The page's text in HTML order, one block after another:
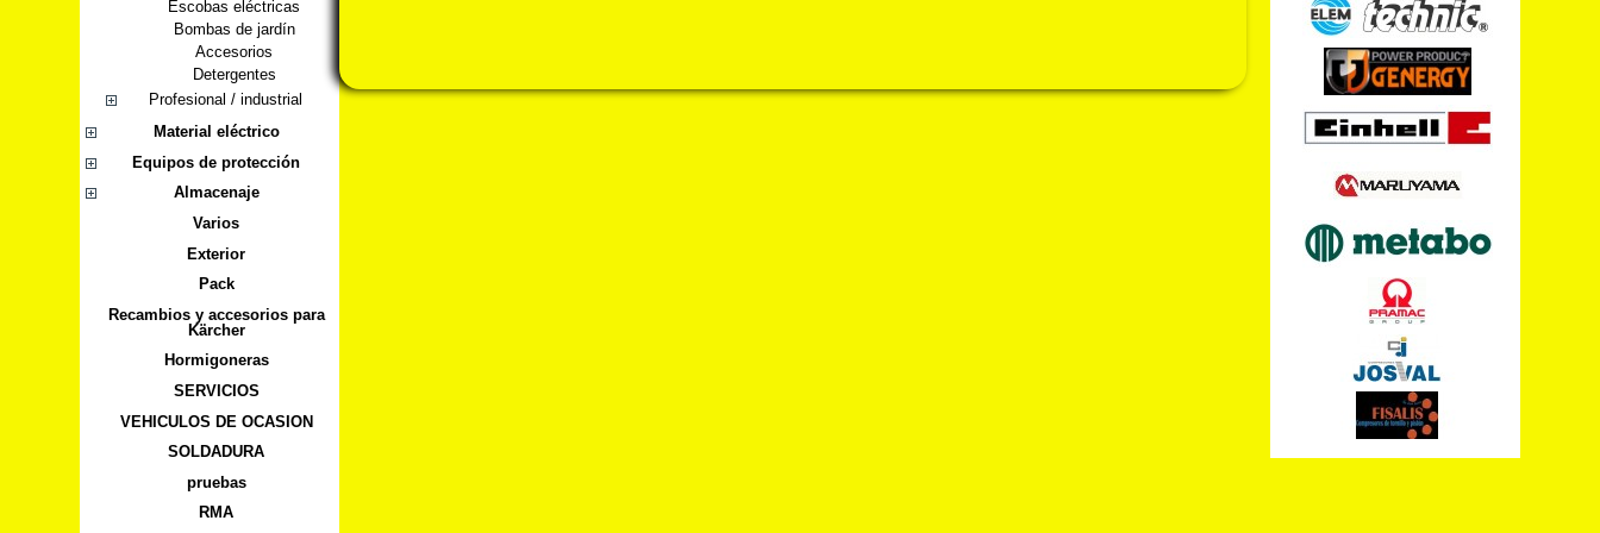
Escobas eléctricas
Bombas de jardín
Accesorios
Detergentes
Profesional / industrial
Material eléctrico
Equipos de protección
Almacenaje
Varios
Exterior
Pack
Recambios y accesorios para
Kärcher
Hormigoneras
SERVICIOS
VEHICULOS DE OCASION
SOLDADURA
pruebas
RMA